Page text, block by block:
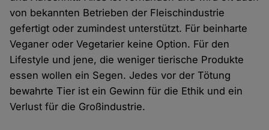
von bekannten Betrieben der Fleischindustrie
gefertigt oder zumindest unterstützt. Für beinharte
Veganer oder Vegetarier keine Option. Für den
Lifestyle und jene, die weniger tierische Produkte
essen wollen ein Segen. Jedes vor der Tötung
bewahrte Tier ist ein Gewinn für die Ethik und ein
Verlust für die Großindustrie.